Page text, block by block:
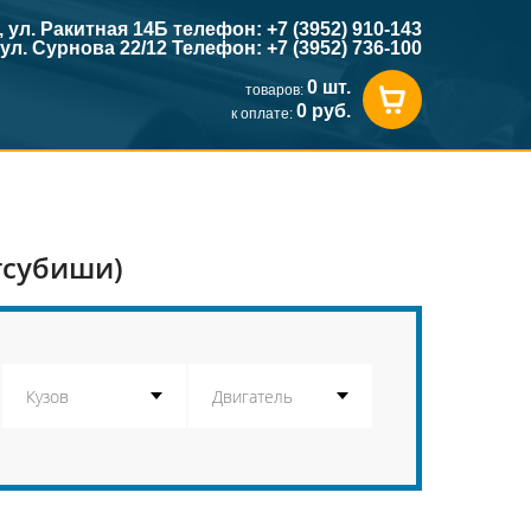
ул. Ракитная 14Б телефон: +7 (3952) 910-143
ул. Сурнова 22/12 Телефон: +7 (3952) 736-100
товаров: 0 шт.
к оплате: 0 руб.